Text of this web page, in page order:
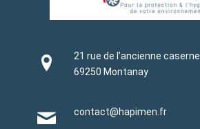
21 rue de l’ancienne caserne
69250 Montanay
contact@hapimen.fr